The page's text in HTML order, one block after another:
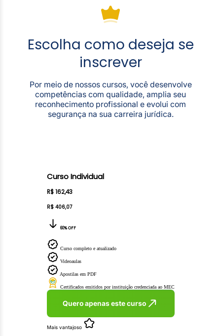
Escolha como deseja se
inscrever
Por meio de nossos cursos, você desenvolve
competências com qualidade, amplia seu
reconhecimento profissional e evolui com
segurança na sua carreira jurídica.
Curso Individual
R$ 162,43
R$ 406,07
60% OFF
Curso completo e atualizado
Videoaulas
Apostilas em PDF
Certificados emitidos por instituição credenciada ao MEC
Quero apenas este curso
Mais vantajoso